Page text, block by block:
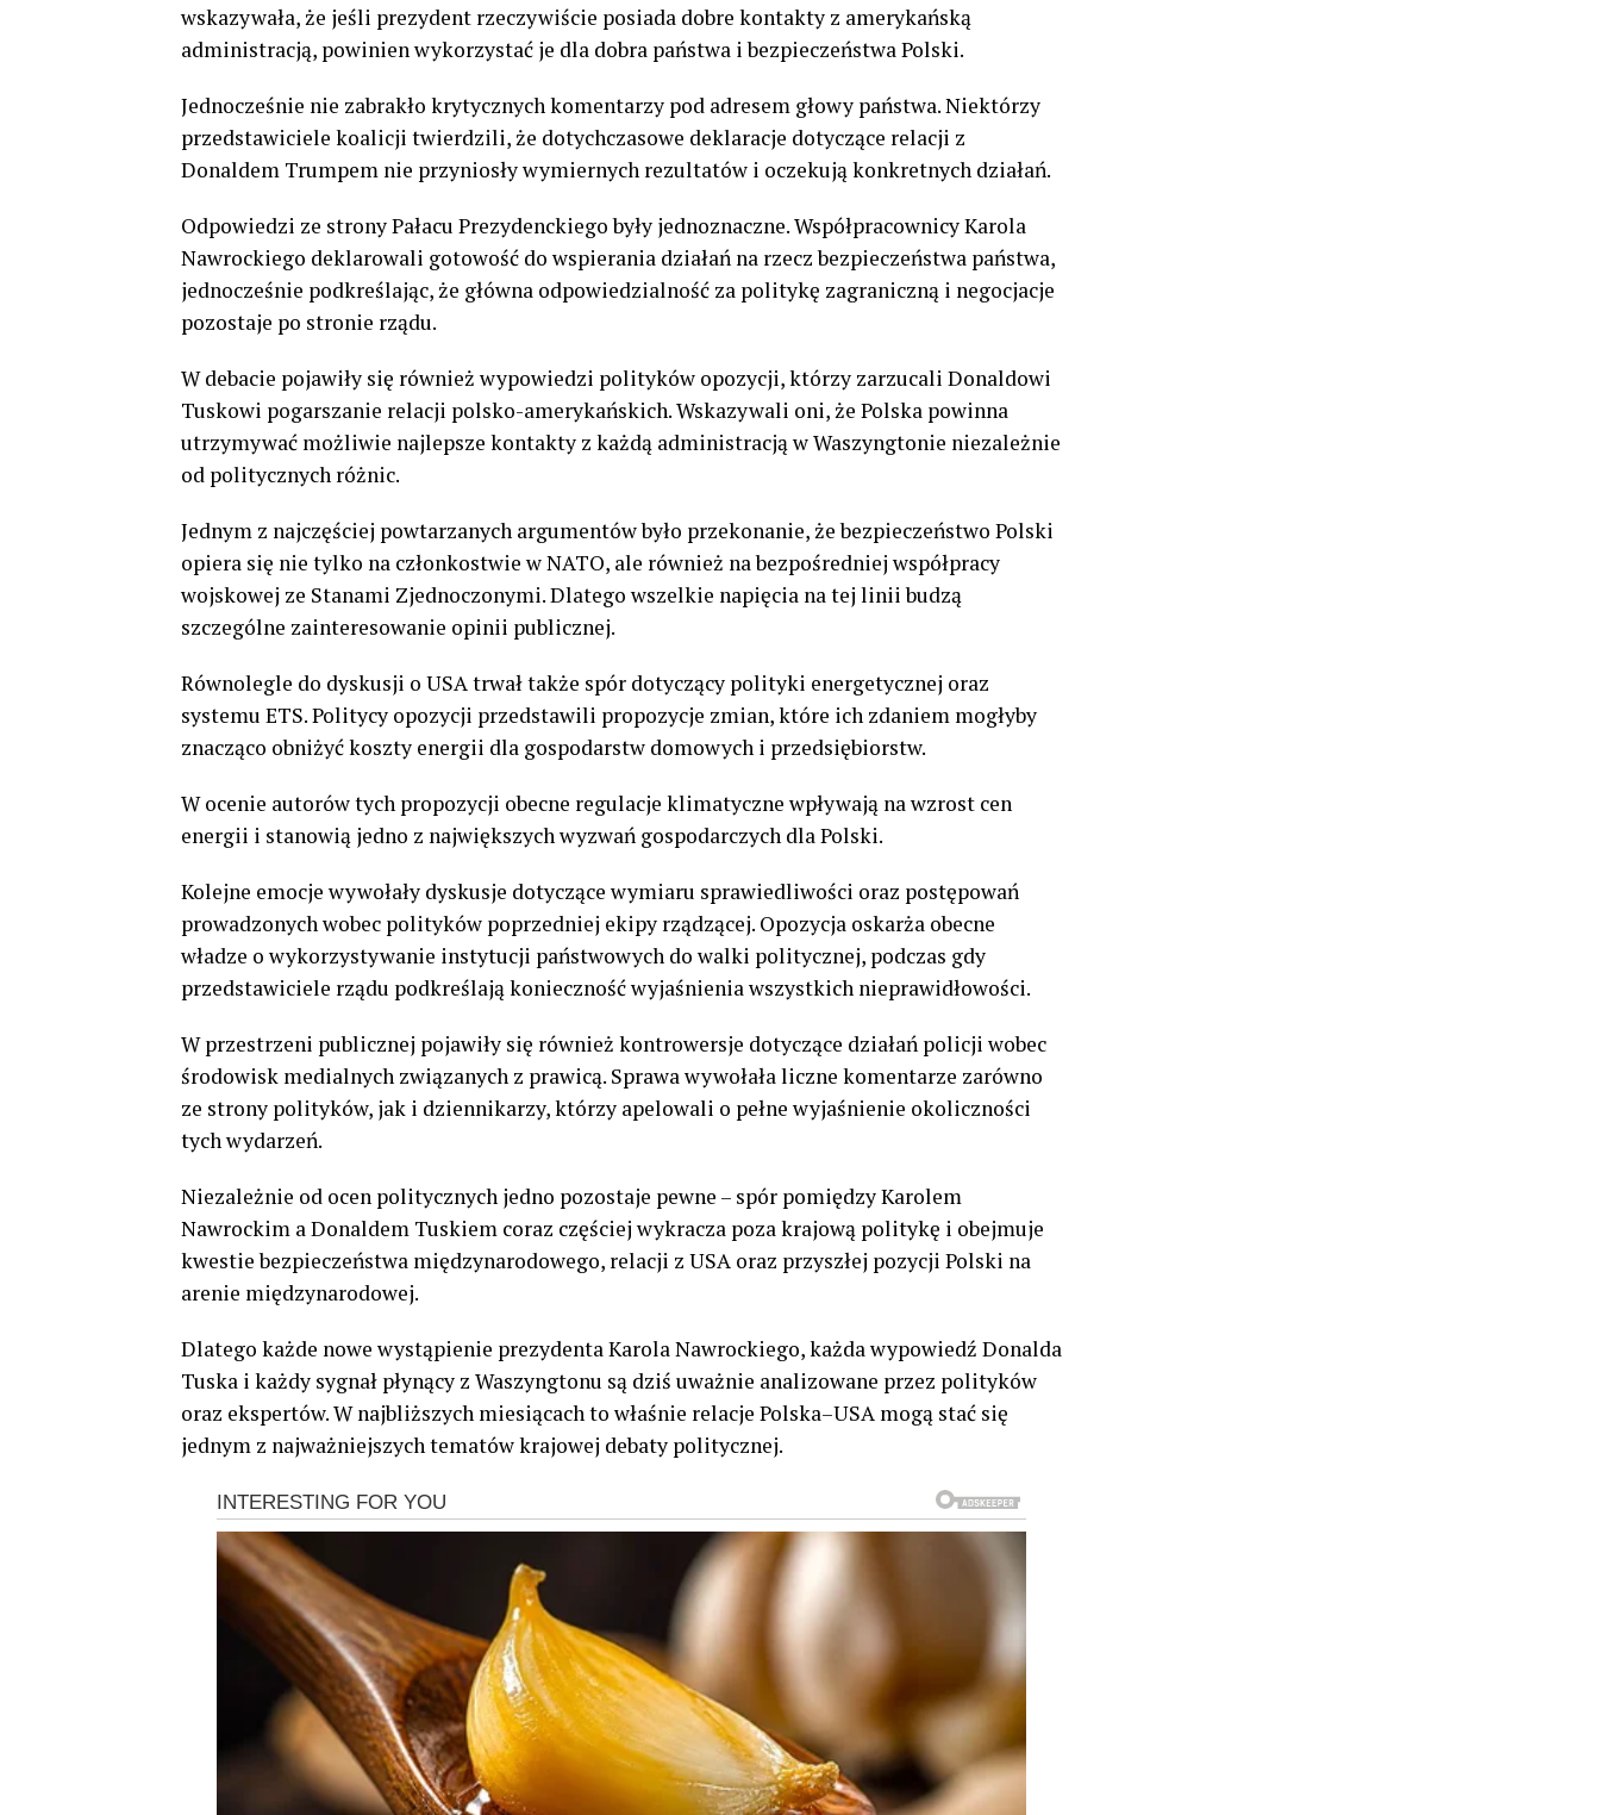
wskazywała, że jeśli prezydent rzeczywiście posiada dobre kontakty z amerykańską
administracją, powinien wykorzystać je dla dobra państwa i bezpieczeństwa Polski.
Jednocześnie nie zabrakło krytycznych komentarzy pod adresem głowy państwa. Niektórzy
przedstawiciele koalicji twierdzili, że dotychczasowe deklaracje dotyczące relacji z
Donaldem Trumpem nie przyniosły wymiernych rezultatów i oczekują konkretnych działań.
Odpowiedzi ze strony Pałacu Prezydenckiego były jednoznaczne. Współpracownicy Karola
Nawrockiego deklarowali gotowość do wspierania działań na rzecz bezpieczeństwa państwa,
jednocześnie podkreślając, że główna odpowiedzialność za politykę zagraniczną i negocjacje
pozostaje po stronie rządu.
W debacie pojawiły się również wypowiedzi polityków opozycji, którzy zarzucali Donaldowi
Tuskowi pogarszanie relacji polsko-amerykańskich. Wskazywali oni, że Polska powinna
utrzymywać możliwie najlepsze kontakty z każdą administracją w Waszyngtonie niezależnie
od politycznych różnic.
Jednym z najczęściej powtarzanych argumentów było przekonanie, że bezpieczeństwo Polski
opiera się nie tylko na członkostwie w NATO, ale również na bezpośredniej współpracy
wojskowej ze Stanami Zjednoczonymi. Dlatego wszelkie napięcia na tej linii budzą
szczególne zainteresowanie opinii publicznej.
Równolegle do dyskusji o USA trwał także spór dotyczący polityki energetycznej oraz
systemu ETS. Politycy opozycji przedstawili propozycje zmian, które ich zdaniem mogłyby
znacząco obniżyć koszty energii dla gospodarstw domowych i przedsiębiorstw.
W ocenie autorów tych propozycji obecne regulacje klimatyczne wpływają na wzrost cen
energii i stanowią jedno z największych wyzwań gospodarczych dla Polski.
Kolejne emocje wywołały dyskusje dotyczące wymiaru sprawiedliwości oraz postępowań
prowadzonych wobec polityków poprzedniej ekipy rządzącej. Opozycja oskarża obecne
władze o wykorzystywanie instytucji państwowych do walki politycznej, podczas gdy
przedstawiciele rządu podkreślają konieczność wyjaśnienia wszystkich nieprawidłowości.
W przestrzeni publicznej pojawiły się również kontrowersje dotyczące działań policji wobec
środowisk medialnych związanych z prawicą. Sprawa wywołała liczne komentarze zarówno
ze strony polityków, jak i dziennikarzy, którzy apelowali o pełne wyjaśnienie okoliczności
tych wydarzeń.
Niezależnie od ocen politycznych jedno pozostaje pewne – spór pomiędzy Karolem
Nawrockim a Donaldem Tuskiem coraz częściej wykracza poza krajową politykę i obejmuje
kwestie bezpieczeństwa międzynarodowego, relacji z USA oraz przyszłej pozycji Polski na
arenie międzynarodowej.
Dlatego każde nowe wystąpienie prezydenta Karola Nawrockiego, każda wypowiedź Donalda
Tuska i każdy sygnał płynący z Waszyngtonu są dziś uważnie analizowane przez polityków
oraz ekspertów. W najbliższych miesiącach to właśnie relacje Polska–USA mogą stać się
jednym z najważniejszych tematów krajowej debaty politycznej.